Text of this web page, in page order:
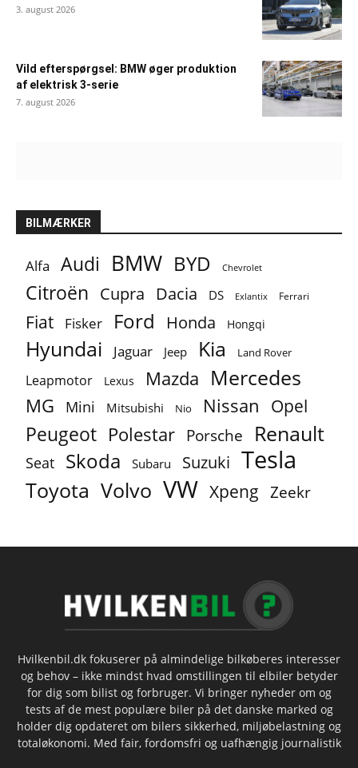
3. august 2026
Vild efterspørgsel: BMW øger produktion
af elektrisk 3-serie
7. august 2026
BILMÆRKER
Alfa Audi BMW BYD Chevrolet
Citroën Cupra Dacia DS Exlantix Ferrari
Fiat Fisker Ford Honda Hongqi
Hyundai Jaguar Jeep Kia Land Rover
Leapmotor Lexus Mazda Mercedes
MG Mini Mitsubishi Nio Nissan Opel
Peugeot Polestar Porsche Renault
Seat Skoda Subaru Suzuki Tesla
Toyota Volvo VW Xpeng Zeekr
Hvilkenbil.dk fokuserer på almindelige bilkøberes interesser
og behov – ikke mindst hvad omstillingen til elbiler betyder
for dig som bilist og forbruger. Vi bringer nyheder om og
tests af de mest populære biler på det danske marked og
holder dig opdateret om bilers sikkerhed, miljøbelastning og
totaløkonomi. Med fair, fordomsfri og uafhængig journalistik